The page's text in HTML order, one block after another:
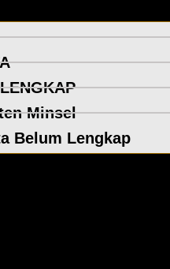
Minsel
Belum Lengkap